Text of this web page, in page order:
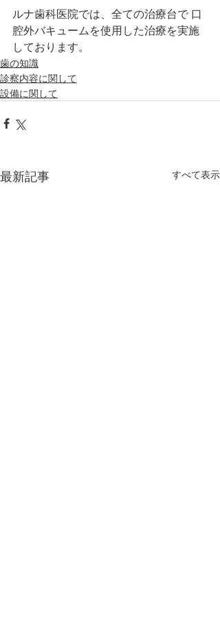
ルナ歯科医院では、全ての治療台で 口
腔外バキュームを使用した治療を実施
しております。
歯の知識
診察内容に関して
設備に関して
最新記事 すべて表示